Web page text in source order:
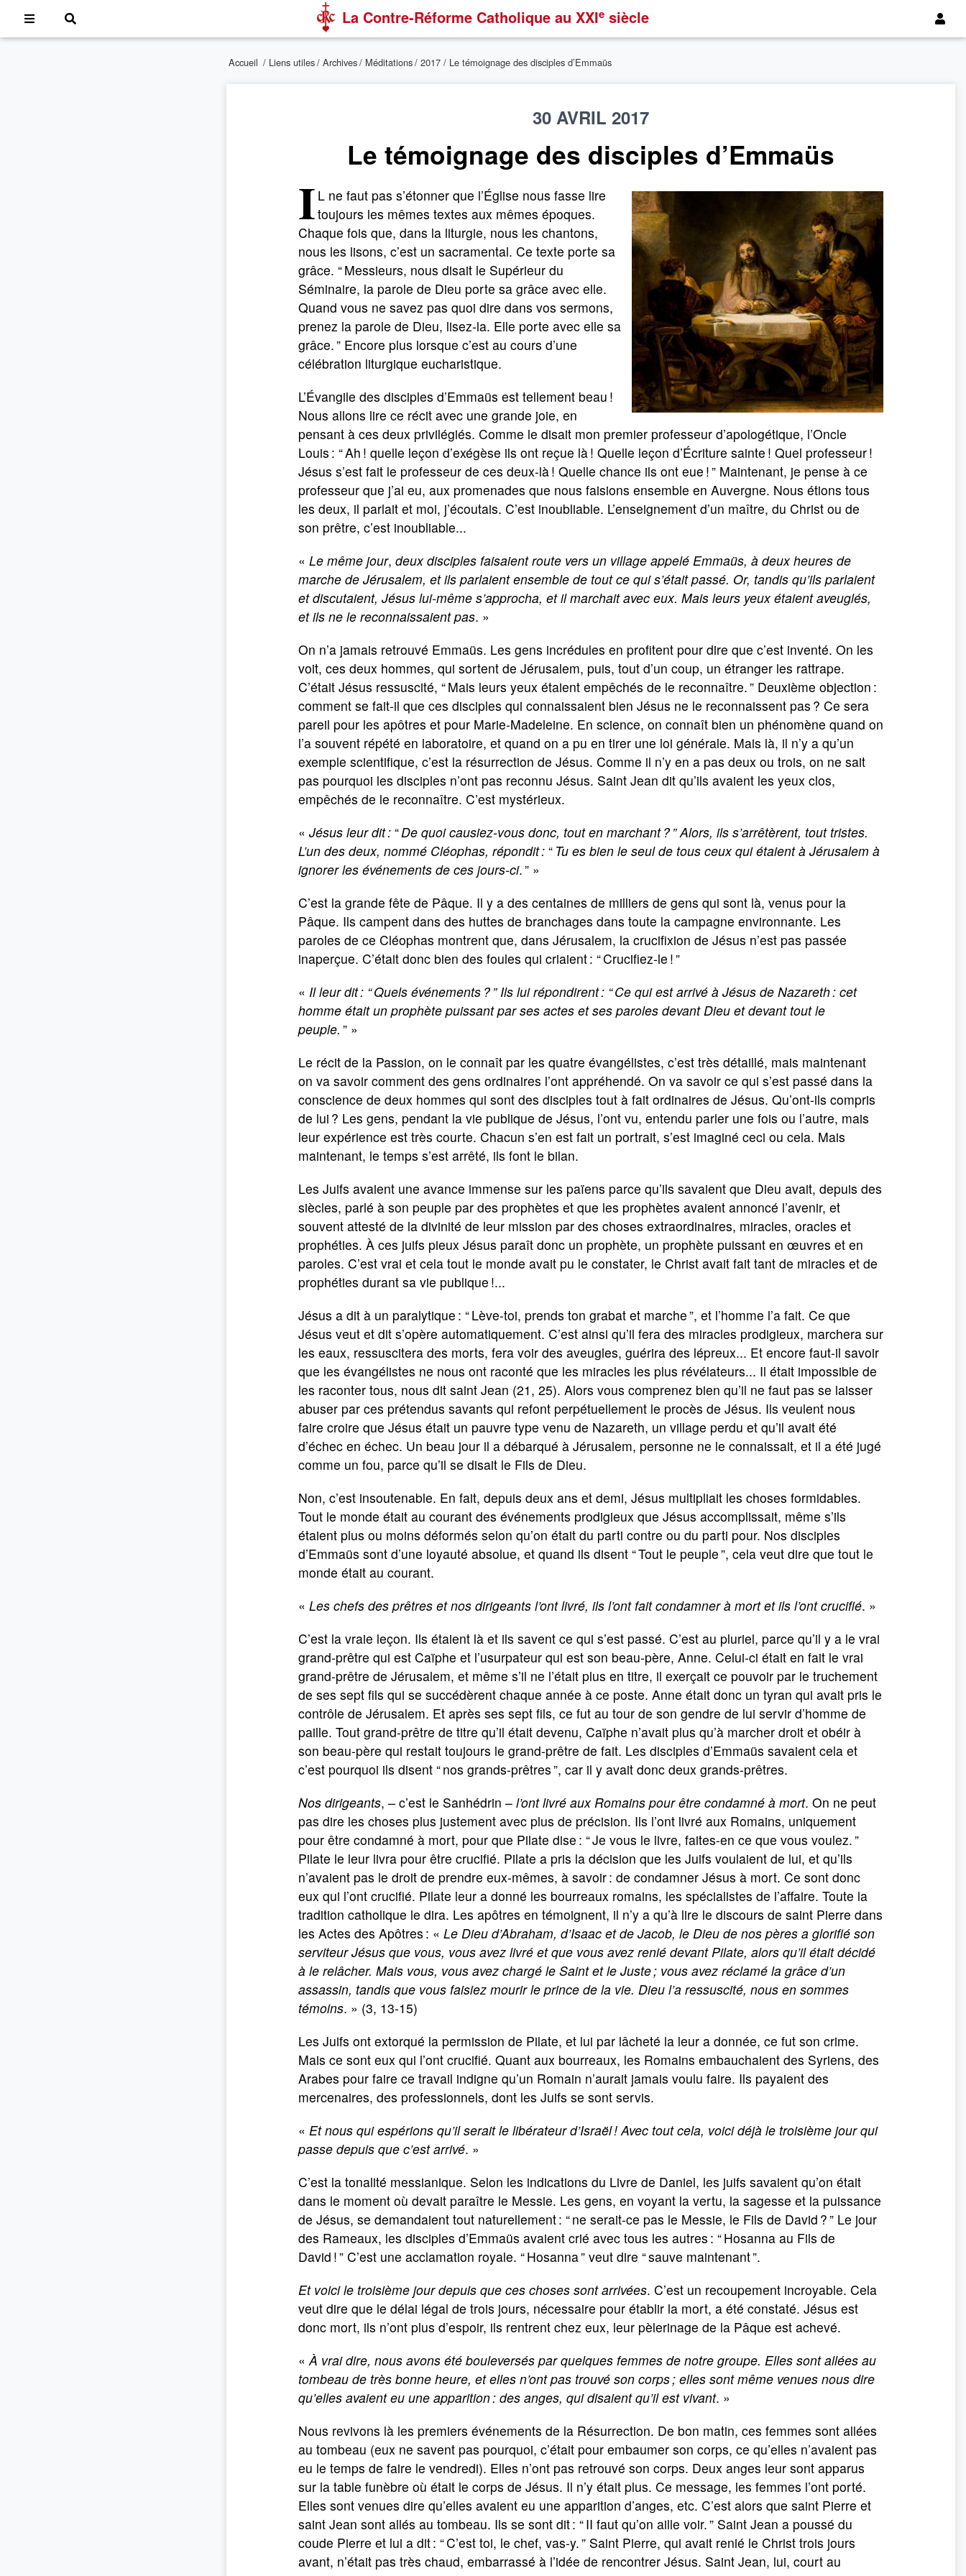
La Contre-Réforme Catholique au XXIe siècle
Accueil / Liens utiles/ Archives/ Méditations/ 2017 / Le témoignage des disciples d’Emmaüs
30 AVRIL 2017
Le témoignage des disciples d’Emmaüs
I L ne faut pas s’étonner que l’Église nous fasse lire
toujours les mêmes textes aux mêmes époques.
Chaque fois que, dans la liturgie, nous les chantons,
nous les lisons, c’est un sacramental. Ce texte porte sa
grâce. “ Messieurs, nous disait le Supérieur du
Séminaire, la parole de Dieu porte sa grâce avec elle.
Quand vous ne savez pas quoi dire dans vos sermons,
prenez la parole de Dieu, lisez-la. Elle porte avec elle sa
grâce. ” Encore plus lorsque c’est au cours d’une
célébration liturgique eucharistique.
L’Évangile des disciples d’Emmaüs est tellement beau !
Nous allons lire ce récit avec une grande joie, en
pensant à ces deux privilégiés. Comme le disait mon premier professeur d’apologétique, l’Oncle
Louis : “ Ah ! quelle leçon d’exégèse ils ont reçue là ! Quelle leçon d’Écriture sainte ! Quel professeur !
Jésus s’est fait le professeur de ces deux-là ! Quelle chance ils ont eue ! ” Maintenant, je pense à ce
professeur que j’ai eu, aux promenades que nous faisions ensemble en Auvergne. Nous étions tous
les deux, il parlait et moi, j’écoutais. C’est inoubliable. L’enseignement d’un maître, du Christ ou de
son prêtre, c’est inoubliable...
« Le même jour, deux disciples faisaient route vers un village appelé Emmaüs, à deux heures de
marche de Jérusalem, et ils parlaient ensemble de tout ce qui s’était passé. Or, tandis qu’ils parlaient
et discutaient, Jésus lui-même s’approcha, et il marchait avec eux. Mais leurs yeux étaient aveuglés,
et ils ne le reconnaissaient pas. »
On n’a jamais retrouvé Emmaüs. Les gens incrédules en profitent pour dire que c’est inventé. On les
voit, ces deux hommes, qui sortent de Jérusalem, puis, tout d’un coup, un étranger les rattrape.
C’était Jésus ressuscité, “ Mais leurs yeux étaient empêchés de le reconnaître. ” Deuxième objection :
comment se fait-il que ces disciples qui connaissaient bien Jésus ne le reconnaissent pas ? Ce sera
pareil pour les apôtres et pour Marie-Madeleine. En science, on connaît bien un phénomène quand on
l’a souvent répété en laboratoire, et quand on a pu en tirer une loi générale. Mais là, il n’y a qu’un
exemple scientifique, c’est la résurrection de Jésus. Comme il n’y en a pas deux ou trois, on ne sait
pas pourquoi les disciples n’ont pas reconnu Jésus. Saint Jean dit qu’ils avaient les yeux clos,
empêchés de le reconnaître. C’est mystérieux.
« Jésus leur dit : “De quoi causiez-vous donc, tout en marchant ? ” Alors, ils s’arrêtèrent, tout tristes.
L’un des deux, nommé Cléophas, répondit : “ Tu es bien le seul de tous ceux qui étaient à Jérusalem à
ignorer les événements de ces jours-ci. ” »
C’est la grande fête de Pâque. Il y a des centaines de milliers de gens qui sont là, venus pour la
Pâque. Ils campent dans des huttes de branchages dans toute la campagne environnante. Les
paroles de ce Cléophas montrent que, dans Jérusalem, la crucifixion de Jésus n’est pas passée
inaperçue. C’était donc bien des foules qui criaient : “ Crucifiez-le ! ”
« Il leur dit : “ Quels événements ? ” Ils lui répondirent : “ Ce qui est arrivé à Jésus de Nazareth : cet
homme était un prophète puissant par ses actes et ses paroles devant Dieu et devant tout le
peuple. ” »
Le récit de la Passion, on le connaît par les quatre évangélistes, c’est très détaillé, mais maintenant
on va savoir comment des gens ordinaires l’ont appréhendé. On va savoir ce qui s’est passé dans la
conscience de deux hommes qui sont des disciples tout à fait ordinaires de Jésus. Qu’ont-ils compris
de lui ? Les gens, pendant la vie publique de Jésus, l’ont vu, entendu parler une fois ou l’autre, mais
leur expérience est très courte. Chacun s’en est fait un portrait, s’est imaginé ceci ou cela. Mais
maintenant, le temps s’est arrêté, ils font le bilan.
Les Juifs avaient une avance immense sur les païens parce qu’ils savaient que Dieu avait, depuis des
siècles, parlé à son peuple par des prophètes et que les prophètes avaient annoncé l’avenir, et
souvent attesté de la divinité de leur mission par des choses extraordinaires, miracles, oracles et
prophéties. À ces juifs pieux Jésus paraît donc un prophète, un prophète puissant en œuvres et en
paroles. C’est vrai et cela tout le monde avait pu le constater, le Christ avait fait tant de miracles et de
prophéties durant sa vie publique !...
Jésus a dit à un paralytique : “ Lève-toi, prends ton grabat et marche ”, et l’homme l’a fait. Ce que
Jésus veut et dit s’opère automatiquement. C’est ainsi qu’il fera des miracles prodigieux, marchera sur
les eaux, ressuscitera des morts, fera voir des aveugles, guérira des lépreux... Et encore faut-il savoir
que les évangélistes ne nous ont raconté que les miracles les plus révélateurs... Il était impossible de
les raconter tous, nous dit saint Jean (21, 25). Alors vous comprenez bien qu’il ne faut pas se laisser
abuser par ces prétendus savants qui refont perpétuellement le procès de Jésus. Ils veulent nous
faire croire que Jésus était un pauvre type venu de Nazareth, un village perdu et qu’il avait été
d’échec en échec. Un beau jour il a débarqué à Jérusalem, personne ne le connaissait, et il a été jugé
comme un fou, parce qu’il se disait le Fils de Dieu.
Non, c’est insoutenable. En fait, depuis deux ans et demi, Jésus multipliait les choses formidables.
Tout le monde était au courant des événements prodigieux que Jésus accomplissait, même s’ils
étaient plus ou moins déformés selon qu’on était du parti contre ou du parti pour. Nos disciples
d’Emmaüs sont d’une loyauté absolue, et quand ils disent “ Tout le peuple ”, cela veut dire que tout le
monde était au courant.
« Les chefs des prêtres et nos dirigeants l’ont livré, ils l’ont fait condamner à mort et ils l’ont crucifié. »
C’est la vraie leçon. Ils étaient là et ils savent ce qui s’est passé. C’est au pluriel, parce qu’il y a le vrai
grand-prêtre qui est Caïphe et l’usurpateur qui est son beau-père, Anne. Celui-ci était en fait le vrai
grand-prêtre de Jérusalem, et même s’il ne l’était plus en titre, il exerçait ce pouvoir par le truchement
de ses sept fils qui se succédèrent chaque année à ce poste. Anne était donc un tyran qui avait pris le
contrôle de Jérusalem. Et après ses sept fils, ce fut au tour de son gendre de lui servir d’homme de
paille. Tout grand-prêtre de titre qu’il était devenu, Caïphe n’avait plus qu’à marcher droit et obéir à
son beau-père qui restait toujours le grand-prêtre de fait. Les disciples d’Emmaüs savaient cela et
c’est pourquoi ils disent “ nos grands-prêtres ”, car il y avait donc deux grands-prêtres.
Nos dirigeants, – c’est le Sanhédrin – l’ont livré aux Romains pour être condamné à mort. On ne peut
pas dire les choses plus justement avec plus de précision. Ils l’ont livré aux Romains, uniquement
pour être condamné à mort, pour que Pilate dise : “ Je vous le livre, faites-en ce que vous voulez. ”
Pilate le leur livra pour être crucifié. Pilate a pris la décision que les Juifs voulaient de lui, et qu’ils
n’avaient pas le droit de prendre eux-mêmes, à savoir : de condamner Jésus à mort. Ce sont donc
eux qui l’ont crucifié. Pilate leur a donné les bourreaux romains, les spécialistes de l’affaire. Toute la
tradition catholique le dira. Les apôtres en témoignent, il n’y a qu’à lire le discours de saint Pierre dans
les Actes des Apôtres : « Le Dieu d’Abraham, d’Isaac et de Jacob, le Dieu de nos pères a glorifié son
serviteur Jésus que vous, vous avez livré et que vous avez renié devant Pilate, alors qu’il était décidé
à le relâcher. Mais vous, vous avez chargé le Saint et le Juste ; vous avez réclamé la grâce d’un
assassin, tandis que vous faisiez mourir le prince de la vie. Dieu l’a ressuscité, nous en sommes
témoins. » (3, 13-15)
Les Juifs ont extorqué la permission de Pilate, et lui par lâcheté la leur a donnée, ce fut son crime.
Mais ce sont eux qui l’ont crucifié. Quant aux bourreaux, les Romains embauchaient des Syriens, des
Arabes pour faire ce travail indigne qu’un Romain n’aurait jamais voulu faire. Ils payaient des
mercenaires, des professionnels, dont les Juifs se sont servis.
« Et nous qui espérions qu’il serait le libérateur d’Israël ! Avec tout cela, voici déjà le troisième jour qui
passe depuis que c’est arrivé. »
C’est la tonalité messianique. Selon les indications du Livre de Daniel, les juifs savaient qu’on était
dans le moment où devait paraître le Messie. Les gens, en voyant la vertu, la sagesse et la puissance
de Jésus, se demandaient tout naturellement : “ ne serait-ce pas le Messie, le Fils de David ? ” Le jour
des Rameaux, les disciples d’Emmaüs avaient crié avec tous les autres : “ Hosanna au Fils de
David ! ” C’est une acclamation royale. “ Hosanna ” veut dire “ sauve maintenant ”.
Et voici le troisième jour depuis que ces choses sont arrivées. C’est un recoupement incroyable. Cela
veut dire que le délai légal de trois jours, nécessaire pour établir la mort, a été constaté. Jésus est
donc mort, ils n’ont plus d’espoir, ils rentrent chez eux, leur pèlerinage de la Pâque est achevé.
«À vrai dire, nous avons été bouleversés par quelques femmes de notre groupe. Elles sont allées au
tombeau de très bonne heure, et elles n’ont pas trouvé son corps ; elles sont même venues nous dire
qu’elles avaient eu une apparition : des anges, qui disaient qu’il est vivant. »
Nous revivons là les premiers événements de la Résurrection. De bon matin, ces femmes sont allées
au tombeau (eux ne savent pas pourquoi, c’était pour embaumer son corps, ce qu’elles n’avaient pas
eu le temps de faire le vendredi). Elles n’ont pas retrouvé son corps. Deux anges leur sont apparus
sur la table funèbre où était le corps de Jésus. Il n’y était plus. Ce message, les femmes l’ont porté.
Elles sont venues dire qu’elles avaient eu une apparition d’anges, etc. C’est alors que saint Pierre et
saint Jean sont allés au tombeau. Ils se sont dit : “ II faut qu’on aille voir. ” Saint Jean a poussé du
coude Pierre et lui a dit : “ C’est toi, le chef, vas-y. ” Saint Pierre, qui avait renié le Christ trois jours
avant, n’était pas très chaud, embarrassé à l’idée de rencontrer Jésus. Saint Jean, lui, court au